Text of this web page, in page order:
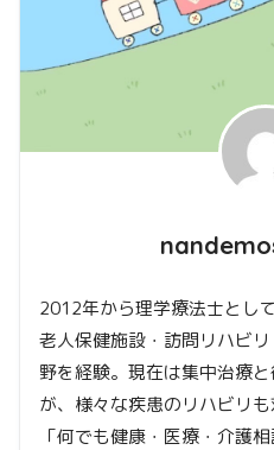
2012年から理学療法士とし
老人保健施設・訪問リハビ
野を経験。現在は集中治療
が、様々な疾患のリハビリも
「何でも健康・医療・介護相